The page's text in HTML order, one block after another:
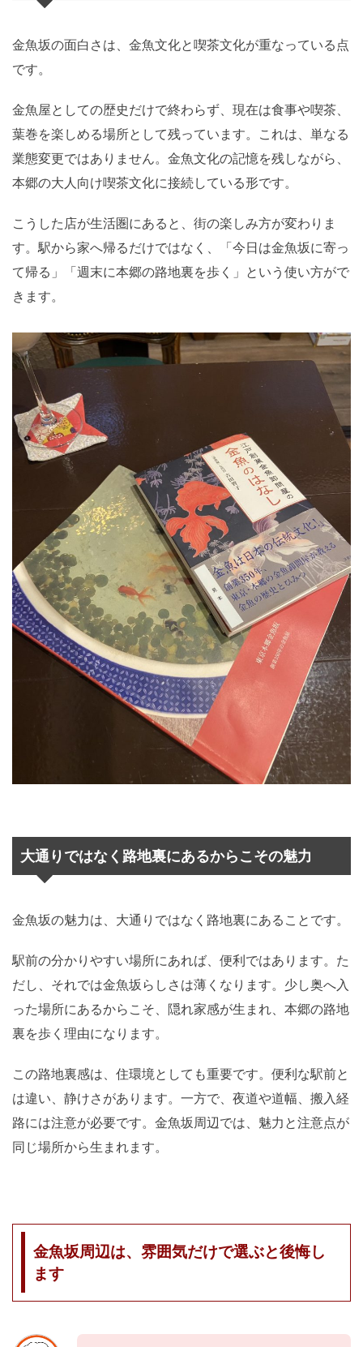
金魚坂の面白さは、金魚文化と喫茶文化が重なっている点
です。
金魚屋としての歴史だけで終わらず、現在は食事や喫茶、
葉巻を楽しめる場所として残っています。これは、単なる
業態変更ではありません。金魚文化の記憶を残しながら、
本郷の大人向け喫茶文化に接続している形です。
こうした店が生活圏にあると、街の楽しみ方が変わりま
す。駅から家へ帰るだけではなく、「今日は金魚坂に寄っ
て帰る」「週末に本郷の路地裏を歩く」という使い方がで
きます。
大通りではなく路地裏にあるからこその魅力
金魚坂の魅力は、大通りではなく路地裏にあることです。
駅前の分かりやすい場所にあれば、便利ではあります。た
だし、それでは金魚坂らしさは薄くなります。少し奥へ入
った場所にあるからこそ、隠れ家感が生まれ、本郷の路地
裏を歩く理由になります。
この路地裏感は、住環境としても重要です。便利な駅前と
は違い、静けさがあります。一方で、夜道や道幅、搬入経
路には注意が必要です。金魚坂周辺では、魅力と注意点が
同じ場所から生まれます。
金魚坂周辺は、雰囲気だけで選ぶと後悔し
ます